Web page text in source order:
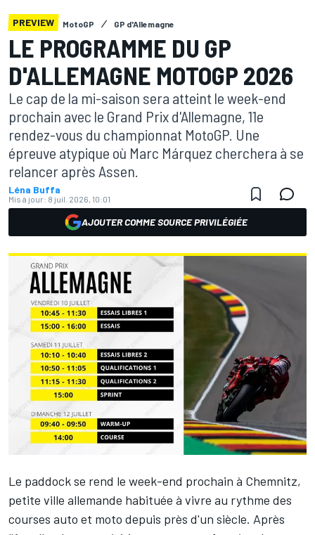
PREVIEW MotoGP GP d'Allemagne
LE PROGRAMME DU GP
D'ALLEMAGNE MOTOGP 2026
Le cap de la mi-saison sera atteint le week-end
prochain avec le Grand Prix d'Allemagne, 11e
rendez-vous du championnat MotoGP. Une
épreuve atypique où Marc Márquez cherchera à se
relancer après Assen.
Léna Buffa
Mis à jour: 8 juil. 2026, 10:01
AJOUTER COMME SOURCE PRIVILÉGIÉE
Le paddock se rend le week-end prochain à Chemnitz,
petite ville allemande habituée à vivre au rythme des
courses auto et moto depuis près d'un siècle. Après